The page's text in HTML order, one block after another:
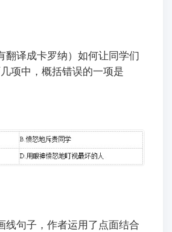
翻译成卡罗纳）如何让同学们
项中，概括错误的一项是
线句子，作者运用了点面结合